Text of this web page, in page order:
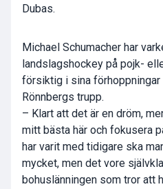
Dubas.
Michael Schumacher har
landslagshockey på pojk-
försiktig i sina
Rönnbergs trupp.
– Klart att det är en dröm,
mitt bästa här och fokusera
har varit med tidigare ska
mycket, men det vore
bohuslänningen som tror att